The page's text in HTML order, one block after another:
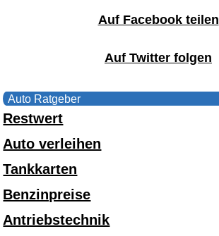
Auf Facebook teilen
Auf Twitter folgen
Auto Ratgeber
Restwert
Auto verleihen
Tankkarten
Benzinpreise
Antriebstechnik